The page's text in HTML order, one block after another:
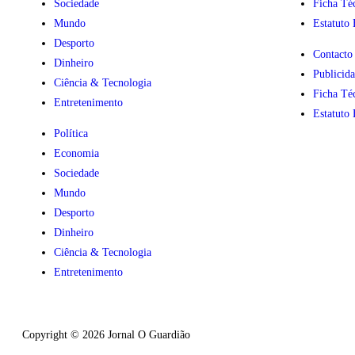
Sociedade
Mundo
Desporto
Dinheiro
Ciência & Tecnologia
Entretenimento
Política
Economia
Sociedade
Mundo
Desporto
Dinheiro
Ciência & Tecnologia
Entretenimento
Ficha
Estatuto
Contacto
Ficha
Estatuto
Copyright © 2026 Jornal O Guardião